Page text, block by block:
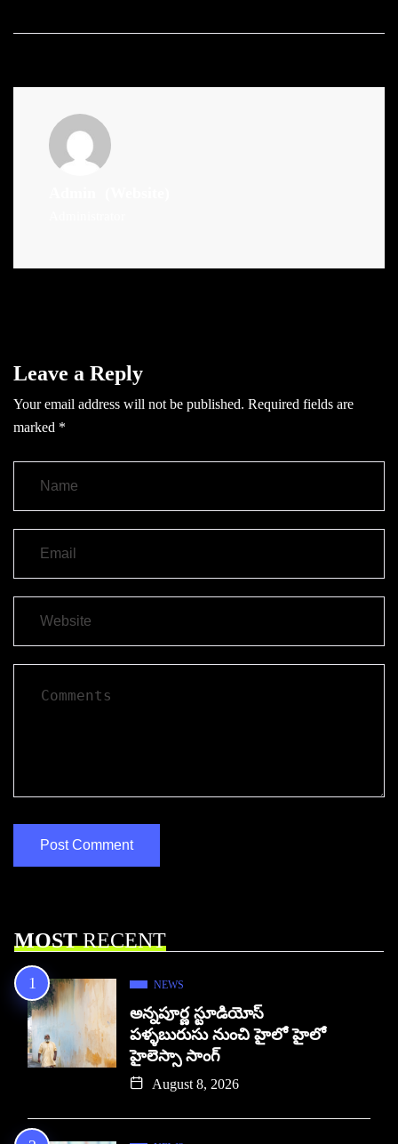
Leave a Reply
Your email address will not be published. Required fields are
marked *
MOSTRECENT
NEWS
అన్నపూర్ణ స్టూడియోస్
పళ్ళబురుసు నుంచి హైలో హైలో
హైలెస్సా సాంగ్
August 8, 2026